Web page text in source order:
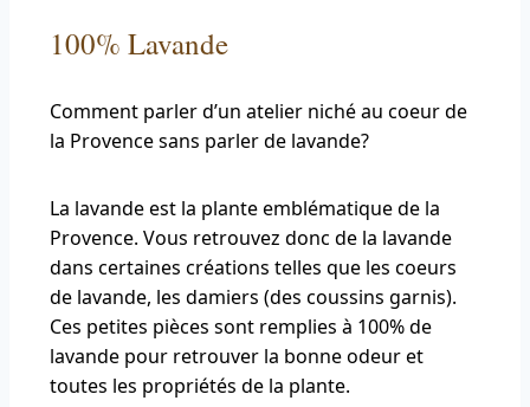
100% Lavande
Comment parler d’un atelier niché au coeur de
la Provence sans parler de lavande?
La lavande est la plante emblématique de la
Provence. Vous retrouvez donc de la lavande
dans certaines créations telles que les coeurs
de lavande, les damiers (des coussins garnis).
Ces petites pièces sont remplies à 100% de
lavande pour retrouver la bonne odeur et
toutes les propriétés de la plante.